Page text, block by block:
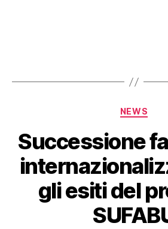
NEWS
Successione
gli esiti del